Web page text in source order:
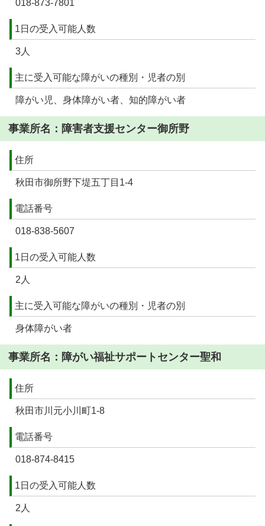
018-873-7801
1日の受入可能人数
3人
主に受入可能な障がいの種別・児者の別
障がい児、身体障がい者、知的障がい者
事業所名：障害者支援センター御所野
住所
秋田市御所野下堤五丁目1-4
電話番号
018-838-5607
1日の受入可能人数
2人
主に受入可能な障がいの種別・児者の別
身体障がい者
事業所名：障がい福祉サポートセンター聖和
住所
秋田市川元小川町1-8
電話番号
018-874-8415
1日の受入可能人数
2人